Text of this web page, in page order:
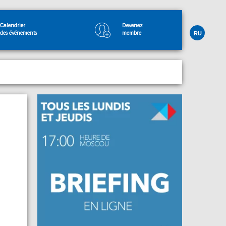
Calendrier
des événements
Devenez
membre
RU